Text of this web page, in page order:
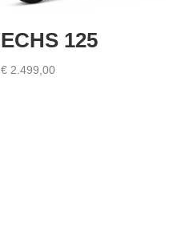
ECHS 125
€2.499,00